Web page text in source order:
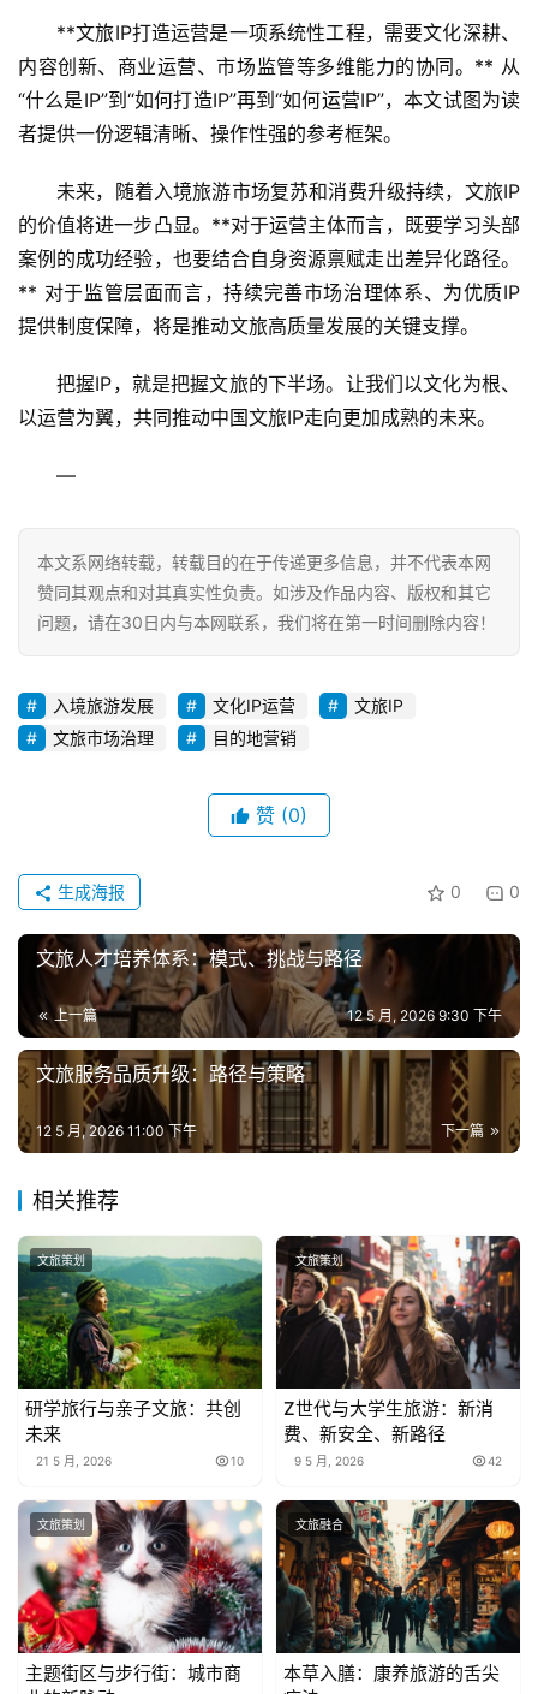
**文旅IP打造运营是一项系统性工程，需要文化深耕、
内容创新、商业运营、市场监管等多维能力的协同。** 从
“什么是IP”到“如何打造IP”再到“如何运营IP”，本文试图为读
者提供一份逻辑清晰、操作性强的参考框架。
未来，随着入境旅游市场复苏和消费升级持续，文旅IP
的价值将进一步凸显。**对于运营主体而言，既要学习头部
案例的成功经验，也要结合自身资源禀赋走出差异化路径。
** 对于监管层面而言，持续完善市场治理体系、为优质IP
提供制度保障，将是推动文旅高质量发展的关键支撑。
把握IP，就是把握文旅的下半场。让我们以文化为根、
以运营为翼，共同推动中国文旅IP走向更加成熟的未来。
—
本文系网络转载，转载目的在于传递更多信息，并不代表本网
赞同其观点和对其真实性负责。如涉及作品内容、版权和其它
问题，请在30日内与本网联系，我们将在第一时间删除内容！
入境旅游发展 文化IP运营
文旅IP
文旅市场治理
目的地营销
赞 (0)
0 0
生成海报
文旅人才培养体系：模式、挑战与路径
上一篇 12 5 月, 2026 9:30 下午
文旅服务品质升级：路径与策略
下一篇
12 5 月, 2026 11:00 下午
相关推荐
文旅策划
研学旅行与亲子文旅：共创
未来
21 5 月, 2026 10
文旅策划
Z世代与大学生旅游：新消
费、新安全、新路径
9 5 月, 2026 42
文旅策划
主题街区与步行街：城市商
文旅融合
本草入膳：康养旅游的舌尖